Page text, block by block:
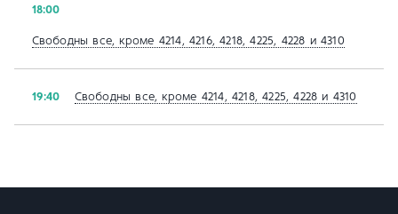
18:00
Свободны все, кроме 4214, 4216, 4218, 4225, 4228 и 4310
19:40 Свободны все, кроме 4214, 4218, 4225, 4228 и 4310